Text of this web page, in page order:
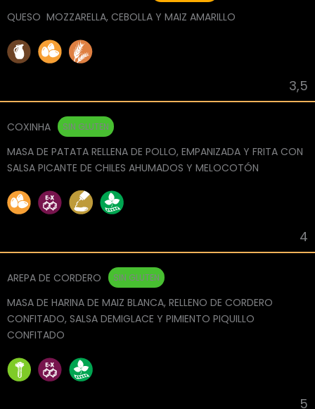
QUESO MOZZARELLA, CEBOLLA Y MAIZ AMARILLO
3,5
COXINHA SIN GLUTEN
MASA DE PATATA RELLENA DE POLLO, EMPANIZADA Y FRITA CON
SALSA PICANTE DE CHILES AHUMADOS Y MELOCOTÓN
4
AREPA DE CORDERO SIN GLUTEN
MASA DE HARINA DE MAIZ BLANCA, RELLENO DE CORDERO
CONFITADO, SALSA DEMIGLACE Y PIMIENTO PIQUILLO
CONFITADO
5